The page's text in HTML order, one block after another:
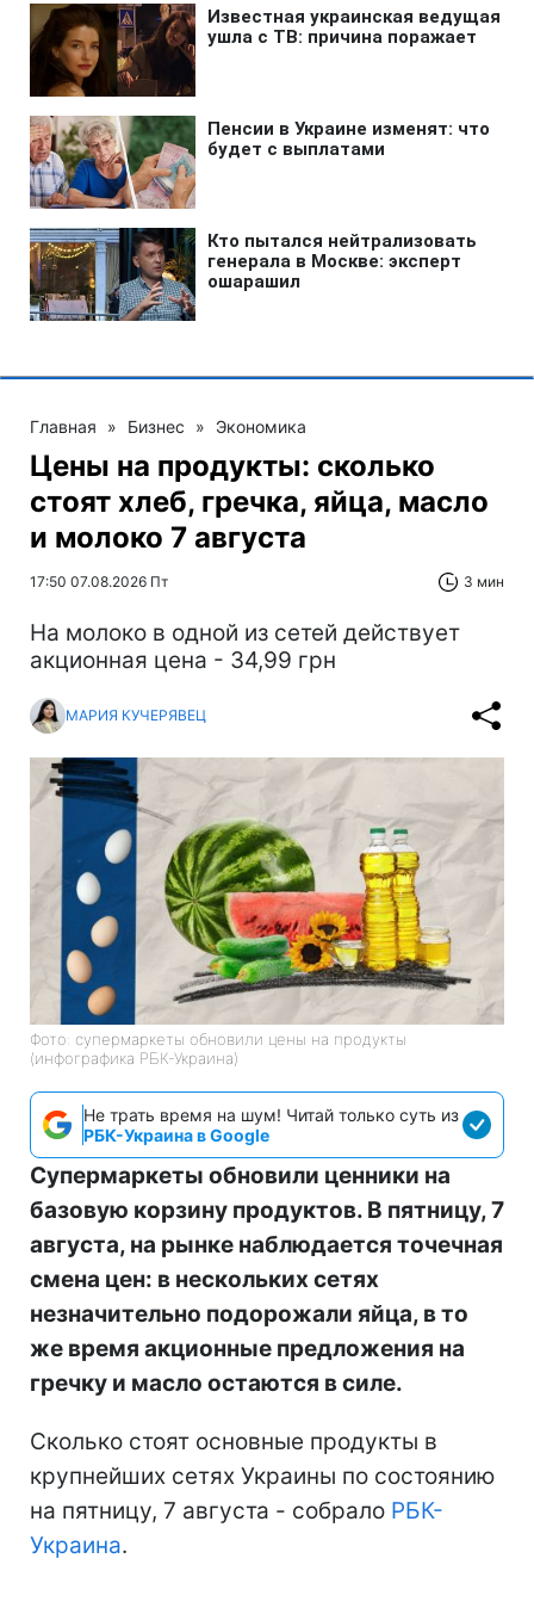
Главная » Бизнес » Экономика
Цены на продукты: сколько
стоят хлеб, гречка, яйца, масло
и молоко 7 августа
17:50 07.08.2026 Пт 3 мин
На молоко в одной из сетей действует
акционная цена - 34,99 грн
МАРИЯ КУЧЕРЯВЕЦ
Фото: супермаркеты обновили цены на продукты
(инфографика РБК-Украина)
Не трать время на шум! Читай только суть из
РБК-Украина в Google
Супермаркеты обновили ценники на
базовую корзину продуктов. В пятницу, 7
августа, на рынке наблюдается точечная
смена цен: в нескольких сетях
незначительно подорожали яйца, в то
же время акционные предложения на
гречку и масло остаются в силе.
Сколько стоят основные продукты в
крупнейших сетях Украины по состоянию
на пятницу, 7 августа - собрало РБК-
Украина.